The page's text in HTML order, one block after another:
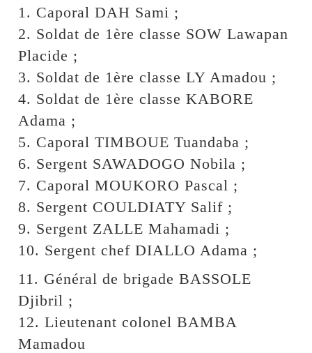
1. Caporal DAH Sami ;
2. Soldat de 1ère classe SOW Lawapan
Placide ;
3. Soldat de 1ère classe LY Amadou ;
4. Soldat de 1ère classe KABORE
Adama ;
5. Caporal TIMBOUE Tuandaba ;
6. Sergent SAWADOGO Nobila ;
7. Caporal MOUKORO Pascal ;
8. Sergent COULDIATY Salif ;
9. Sergent ZALLE Mahamadi ;
10. Sergent chef DIALLO Adama ;
11. Général de brigade BASSOLE
Djibril ;
12. Lieutenant colonel BAMBA
Mamadou